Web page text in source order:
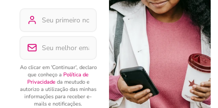
Ao clicar em 'Continuar', declaro
que conheço a Política de
Privacidadeda meutudo e
autorizo a utilização das minhas
informações para receber e-
mails e notificações.